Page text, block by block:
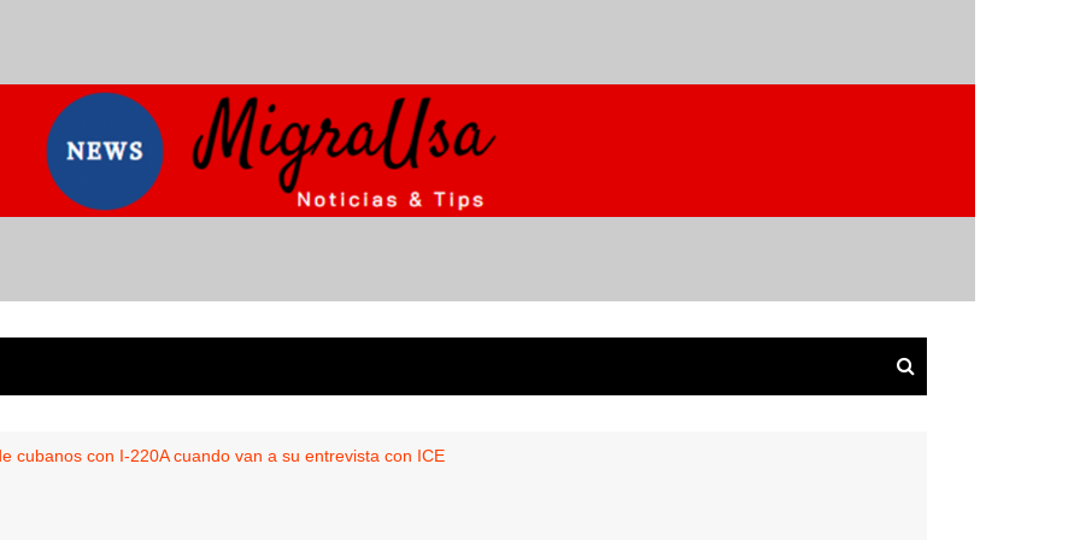
cubanos con I-220A cuando van a su entrevista con ICE